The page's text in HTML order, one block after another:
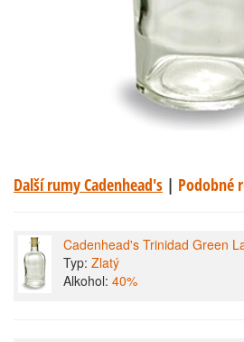
Další rumy Cadenhead's | Podobné
Cadenhead's Trinidad Green
Typ: Zlatý
Alkohol: 40%